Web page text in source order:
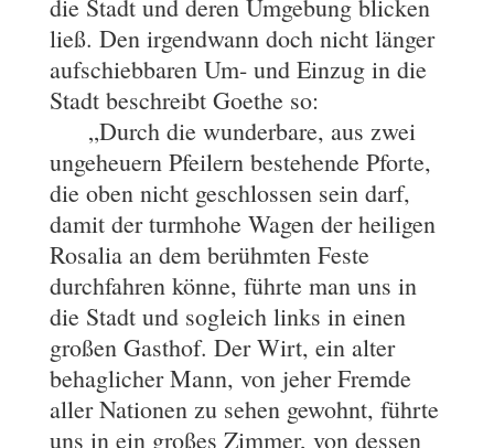
die Stadt und deren Umgebung blicken
ließ. Den irgendwann doch nicht länger
aufschiebbaren Um- und Einzug in die
Stadt beschreibt Goethe so:
„Durch die wunderbare, aus zwei
ungeheuern Pfeilern bestehende Pforte,
die oben nicht geschlossen sein darf,
damit der turmhohe Wagen der heiligen
Rosalia an dem berühmten Feste
durchfahren könne, führte man uns in
die Stadt und sogleich links in einen
großen Gasthof. Der Wirt, ein alter
behaglicher Mann, von jeher Fremde
aller Nationen zu sehen gewohnt, führte
uns in ein großes Zimmer, von dessen